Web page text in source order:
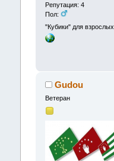
Репутация: 4
Пол:
"Кубики" для взрослых.
Gudou
Ветеран